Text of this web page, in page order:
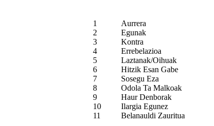
1
Aurrera
2
Egunak
3
Kontra
4
Errebelazioa
5
Laztanak/Oihuak
6
Hitzik Esan Gabe
7
Sosegu Eza
8
Odola Ta Malkoak
9
Haur Denborak
10
Ilargia Egunez
11
Belanauldi Zauritua